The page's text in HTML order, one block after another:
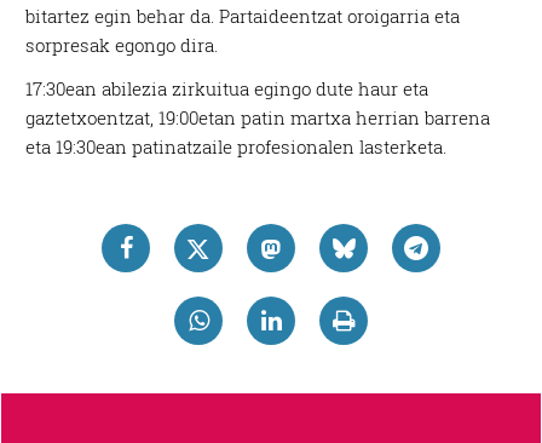
bitartez egin behar da. Partaideentzat oroigarria eta
sorpresak egongo dira.
17:30ean abilezia zirkuitua egingo dute haur eta
gaztetxoentzat, 19:00etan patin martxa herrian barrena
eta 19:30ean patinatzaile profesionalen lasterketa.